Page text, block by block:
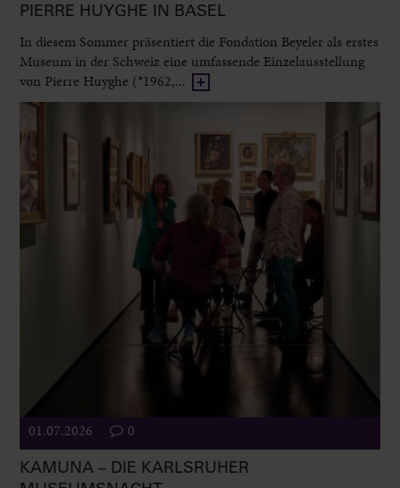
PIERRE HUYGHE IN BASEL
In diesem Sommer präsentiert die Fondation Beyeler als erstes
Museum in der Schweiz eine umfassende Einzelausstellung
von Pierre Huyghe (*1962,...
01.07.2026 0
KAMUNA – DIE KARLSRUHER